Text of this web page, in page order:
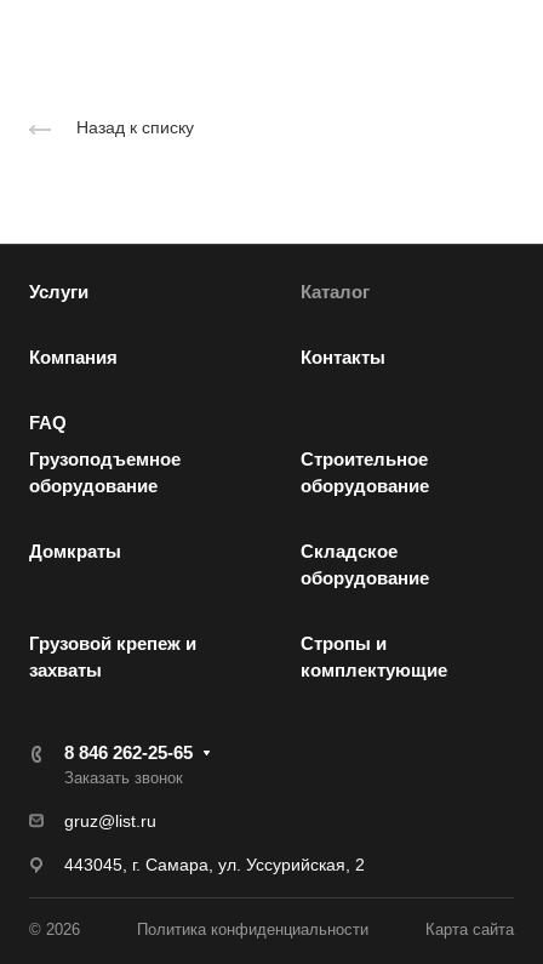
Назад к списку
Услуги Каталог
Компания Контакты
FAQ
Грузоподъемное
оборудование
Строительное
оборудование
Домкраты
Складское
оборудование
Грузовой крепеж и
захваты
Стропы и
комплектующие
8 846 262-25-65
Заказать звонок
gruz@list.ru
443045, г. Самара, ул. Уссурийская, 2
© 2026 Политика конфиденциальности Карта сайта